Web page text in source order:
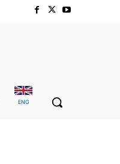
ENG